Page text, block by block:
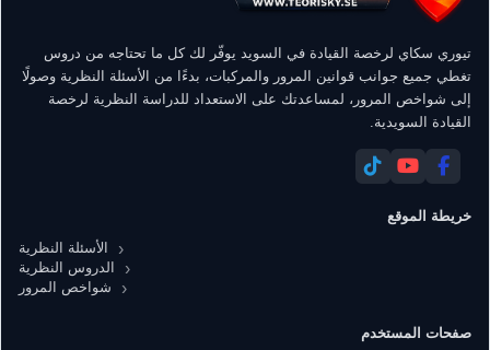
تيوري سكاي لرخصة القيادة في السويد يوفّر لك كل ما تحتاجه من دروس
تغطي جميع جوانب قوانين المرور والمركبات، بدءًا من الأسئلة النظرية وصولًا
إلى شواخص المرور، لمساعدتك على الاستعداد للدراسة النظرية لرخصة
القيادة السويدية.
خريطة الموقع
الأسئلة النظرية
الدروس النظرية
شواخص المرور
صفحات المستخدم